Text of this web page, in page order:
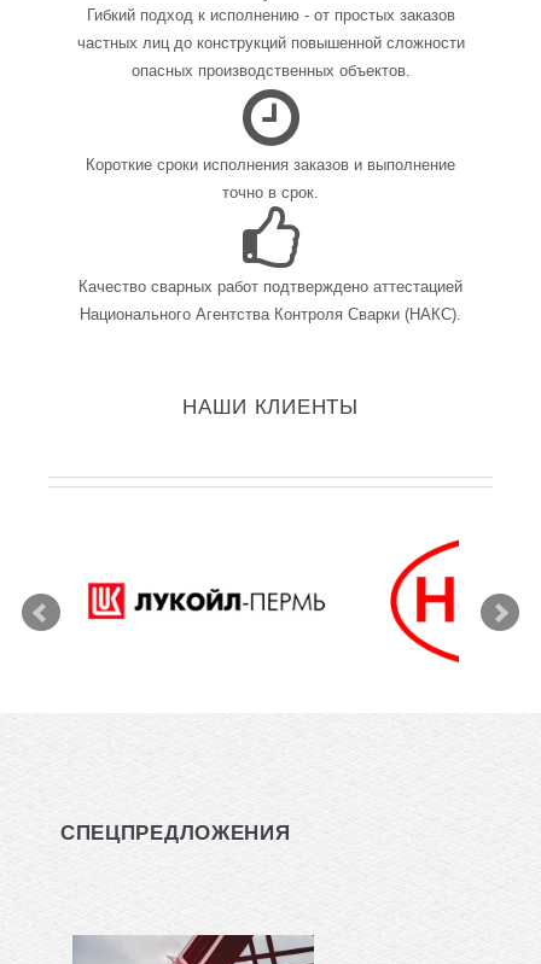
Гибкий подход к исполнению - от простых заказов
частных лиц до конструкций повышенной сложности
опасных производственных объектов.
Короткие сроки исполнения заказов и выполнение
точно в срок.
Качество сварных работ подтверждено аттестацией
Национального Агентства Контроля Сварки (НАКС).
НАШИ КЛИЕНТЫ
СПЕЦПРЕДЛОЖЕНИЯ